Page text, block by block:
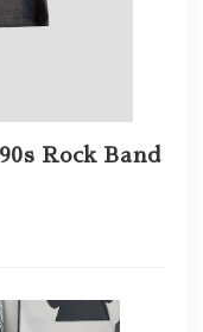
Rock Band